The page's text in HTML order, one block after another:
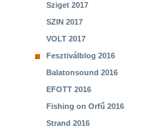
Sziget 2017
SZIN 2017
VOLT 2017
Fesztiválblog 2016
Balatonsound 2016
EFOTT 2016
Fishing on Orfű 2016
Strand 2016